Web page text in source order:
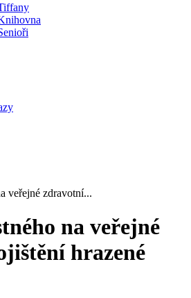
veřejné zdravotní...
na veřejné
hrazené